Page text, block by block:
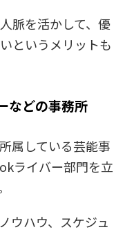
脈を活かして、優
というメリットも
などの事務所
属している芸能事
ライバー部門を立
ウハウ、スケジュ